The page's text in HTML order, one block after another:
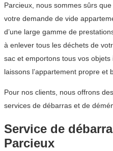
Parcieux, nous sommes sûrs
votre demande de vide
d’une large gamme de
à enlever tous les déchets de
sac et emportons tous vos
laissons l’appartement propre et
Pour nos clients, nous offrons
services de débarras et de
Service de
Parcieux